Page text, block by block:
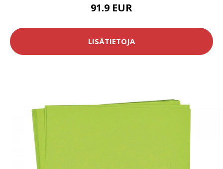
91.9 EUR
LISÄTIETOJA